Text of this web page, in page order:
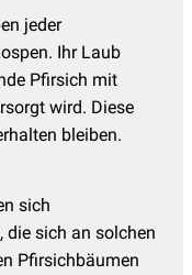
jeder
Ihr Laub
Pfirsich mit
wird. Diese
bleiben.
sich
die sich an solchen
Pfirsichbäumen